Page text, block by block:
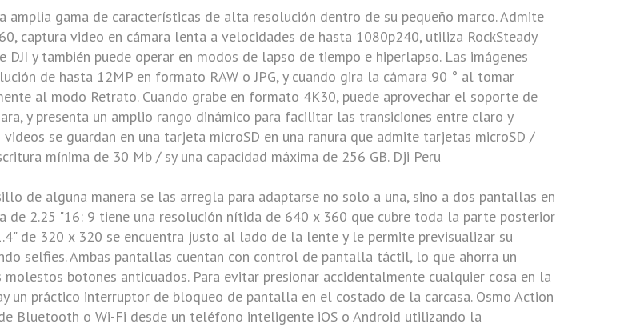
amplia gama de características de alta resolución dentro de su pequeño marco. Admite
60, captura video en cámara lenta a velocidades de hasta 1080p240, utiliza RockSteady
DJI y también puede operar en modos de lapso de tiempo e hiperlapso. Las imágenes
de hasta 12MP en formato RAW o JPG, y cuando gira la cámara 90 ° al tomar
al modo Retrato. Cuando grabe en formato 4K30, puede aprovechar el soporte de
y presenta un amplio rango dinámico para facilitar las transiciones entre claro y
se guardan en una tarjeta microSD en una ranura que admite tarjetas microSD /
mínima de 30 Mb / sy una capacidad máxima de 256 GB. Dji Peru
de alguna manera se las arregla para adaptarse no solo a una, sino a dos pantallas en
de 2.25 "16: 9 tiene una resolución nítida de 640 x 360 que cubre toda la parte posterior
de 320 x 320 se encuentra justo al lado de la lente y le permite previsualizar su
selfies. Ambas pantallas cuentan con control de pantalla táctil, lo que ahorra un
botones anticuados. Para evitar presionar accidentalmente cualquier cosa en la
un práctico interruptor de bloqueo de pantalla en el costado de la carcasa. Osmo Action
Bluetooth o Wi-Fi desde un teléfono inteligente iOS o Android utilizando la